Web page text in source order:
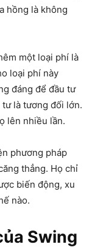
hồng là không
một loại phí là
loại phí này
đáng để đầu tư
là tương đối lớn.
lên nhiều lần.
phương pháp
thẳng. Họ chỉ
biến động, xu
nào.
Swing